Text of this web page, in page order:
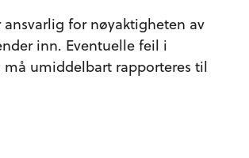
ansvarlig for nøyaktigheten av
inn. Eventuelle feil i
umiddelbart rapporteres til